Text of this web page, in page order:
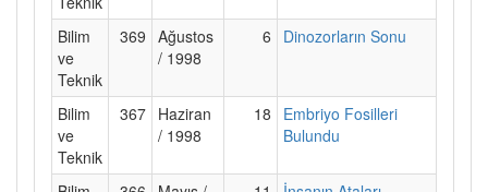
Bilim
ve
Teknik
369 Ağustos
/ 1998
6 Dinozorların Sonu
Bilim
ve
Teknik
367 Haziran
/ 1998
18
Embriyo Fosilleri
Bulundu